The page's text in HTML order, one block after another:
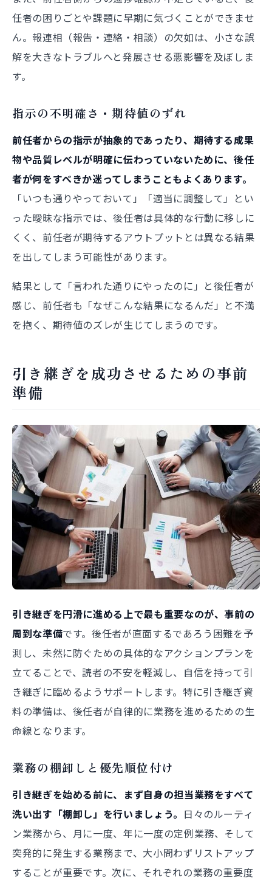
任者の困りごとや課題に早期に気づくことができませ
ん。報連相（報告・連絡・相談）の欠如は、小さな誤
解を大きなトラブルへと発展させる悪影響を及ぼしま
す。
指示の不明確さ・期待値のずれ
前任者からの指示が抽象的であったり、期待する成果
物や品質レベルが明確に伝わっていないために、後任
者が何をすべきか迷ってしまうこともよくあります。
「いつも通りやっておいて」「適当に調整して」とい
った曖昧な指示では、後任者は具体的な行動に移しに
くく、前任者が期待するアウトプットとは異なる結果
を出してしまう可能性があります。
結果として「言われた通りにやったのに」と後任者が
感じ、前任者も「なぜこんな結果になるんだ」と不満
を抱く、期待値のズレが生じてしまうのです。
引き継ぎを成功させるための事前
準備
引き継ぎを円滑に進める上で最も重要なのが、事前の
周到な準備です。後任者が直面するであろう困難を予
測し、未然に防ぐための具体的なアクションプランを
立てることで、読者の不安を軽減し、自信を持って引
き継ぎに臨めるようサポートします。特に引き継ぎ資
料の準備は、後任者が自律的に業務を進めるための生
命線となります。
業務の棚卸しと優先順位付け
引き継ぎを始める前に、まず自身の担当業務をすべて
洗い出す「棚卸し」を行いましょう。 日々のルーティ
ン業務から、月に一度、年に一度の定例業務、そして
突発的に発生する業務まで、大小問わずリストアップ
することが重要です。次に、それぞれの業務の重要度